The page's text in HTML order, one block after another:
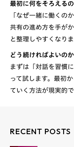
最初に何をそろえるの
「なぜ一緒に働くの
共有の進め方を手が
どう続ければよいのか
まずは「対話を習慣
って試します。最初
RECENT POSTS